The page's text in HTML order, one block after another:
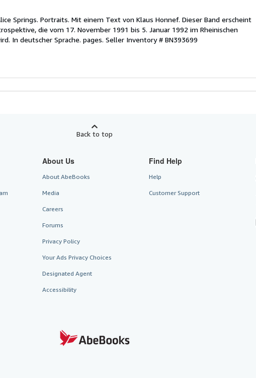
Springs. Portraits. Mit einem Text von Klaus Honnef. Dieser Band erscheint
die vom 17. November 1991 bis 5. Januar 1992 im Rheinischen
In deutscher Sprache. pages. Seller Inventory # BN393699
Back to top
About Us
About AbeBooks
Media
Careers
Forums
Privacy Policy
Your Ads Privacy Choices
Designated Agent
Accessibility
Find Help
Help
Customer Support